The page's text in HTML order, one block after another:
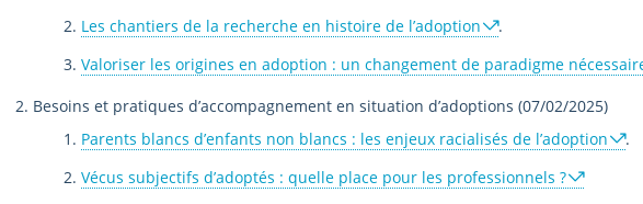
Les chantiers de la recherche en histoire de l’adoption
.
Valoriser les origines en adoption : un changement de paradigme
Besoins et pratiques d’accompagnement en situation d’adoptions (07/02/2025)
Parents blancs d’enfants non blancs : les enjeux racialisés de l’adoption
.
Vécus subjectifs d’adoptés : quelle place pour les professionnels ?